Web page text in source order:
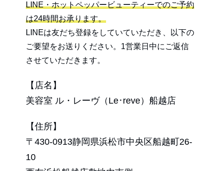
LINE・ホットペッパービューティーでのご予約
は24時間お承ります。
LINEは友だち登録をしていていただき、以下の
ご要望をお送りください。1営業日中にご返信
させていただきます。
【店名】
美容室 ル・レーヴ（Le･reve）船越店
【住所】
〒430-0913静岡県浜松市中央区船越町26-
10